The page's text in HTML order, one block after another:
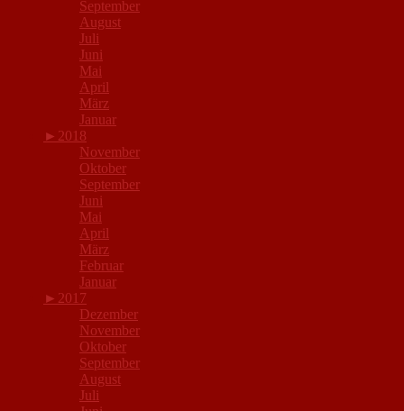
September
August
Juli
Juni
Mai
April
März
Januar
► 2018
November
Oktober
September
Juni
Mai
April
März
Februar
Januar
► 2017
Dezember
November
Oktober
September
August
Juli